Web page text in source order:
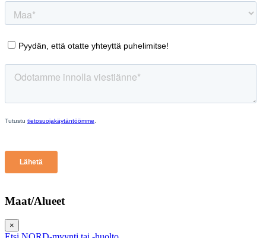
Maat/Alueet
×